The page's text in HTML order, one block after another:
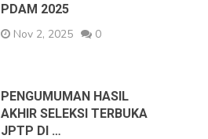
PDAM 2025
Nov 2, 2025
0
PENGUMUMAN HASIL
AKHIR SELEKSI TERBUKA
JPTP DI …